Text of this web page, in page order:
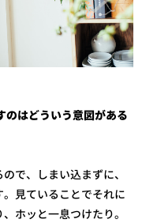
のはどういう意図がある
で、しまい込まずに、
見ていることでそれに
ホッと一息つけたり。